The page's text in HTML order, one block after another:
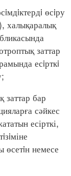
өсiру
халықаралық
заттар
есiрткi
бар
сәйкес
есірткі,
өсетiн немесе